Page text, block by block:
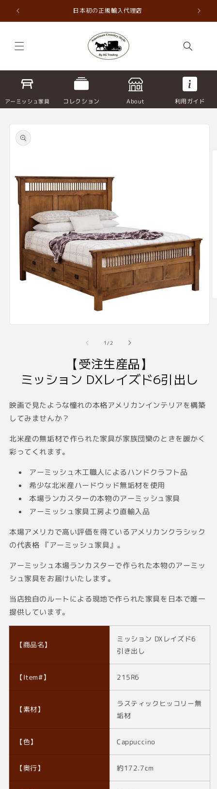
ンツに
進む
日本初の正規輸入代理店
アーミッシュ家具 コレクション About 利用ガイド
商品情
報にス
キップ
(1)
を
開
1 /の
2
【受注生産品】
ミッション DXレイズド6引出し
映画で見たような憧れの本格アメリカンインテリアを構築
してみませんか？
北米産の無垢材で作られた家具が家族団欒のときを暖かく
彩ってくれます。
アーミッシュ木工職人によるハンドクラフト品
希少な北米産ハードウッド無垢材を使用
本場ランカスターの本物のアーミッシュ家具
アーミッシュ家具工房より直輸入品
本場アメリカで高い評価を得ているアメリカンクラシック
の代表格 『アーミッシュ家具』。
アーミッシュ本場ランカスターで作られた本物のアーミッ
シュ家具をお届けいたします。
当店独自のルートによる現地で作られた家具を日本で唯一
提供しています。
【商品名】
ミッション DXレイズド6
引き出し
【Item#】 215R6
【素材】
ラスティックヒッコリー無
垢材
【色】 Cappuccino
【奥行】 約172.7cm